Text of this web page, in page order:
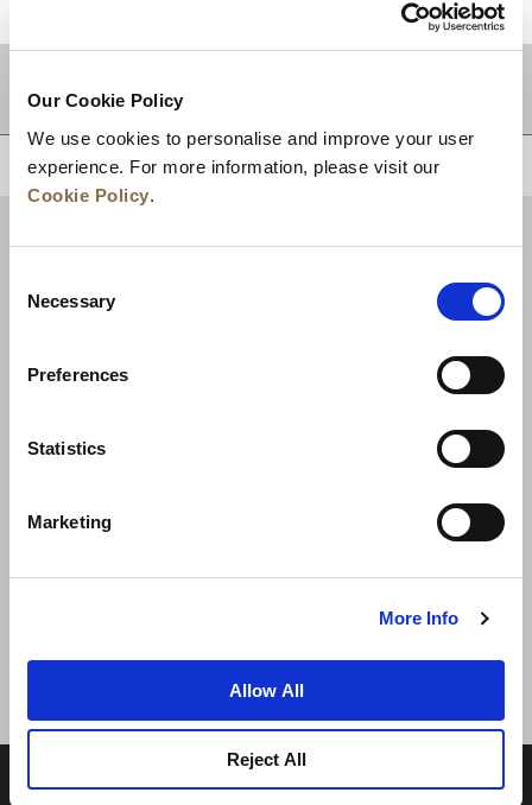
Our Cookie Policy
We use cookies to personalise and improve your user
experience. For more information, please visit our
Cookie Policy.
Selection
Necessary
Preferences
Statistics
Marketing
More Info
Allow All
Reject All
目的地
© 2026 Frasers Hospitality Pte Ltd. 隶属于 Frasers
Property 集团。